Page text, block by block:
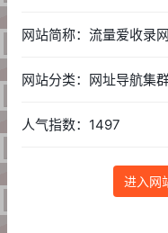
网站简称：流量爱收录网
网站分类：网址导航集
人气指数：1497
进入网